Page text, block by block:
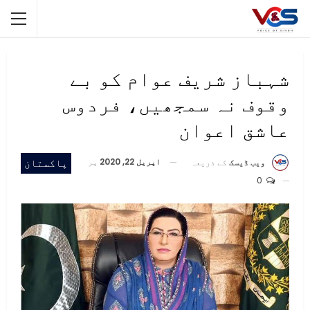
شہباز شریف عوام کو بے
وقوف نہ سمجھیں، فردوس
عاشق اعوان
پاکستان ویب ڈیسک کے ذریعہ اپریل 22, 2020
پر